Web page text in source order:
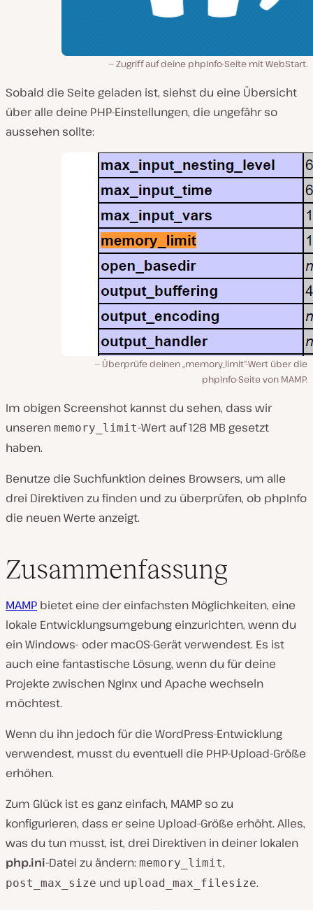
Zugriff auf deine phpInfo-Seite mit WebStart.
Sobald die Seite geladen ist, siehst du eine Übersicht
über alle deine PHP-Einstellungen, die ungefähr so
aussehen sollte:
Überprüfe deinen „memory_limit“-Wert über die
phpInfo-Seite von MAMP.
Im obigen Screenshot kannst du sehen, dass wir
unseren memory_limit-Wert auf 128 MB gesetzt
haben.
Benutze die Suchfunktion deines Browsers, um alle
drei Direktiven zu finden und zu überprüfen, ob phpInfo
die neuen Werte anzeigt.
Zusammenfassung
MAMP bietet eine der einfachsten Möglichkeiten, eine
lokale Entwicklungsumgebung einzurichten, wenn du
ein Windows- oder macOS-Gerät verwendest. Es ist
auch eine fantastische Lösung, wenn du für deine
Projekte zwischen Nginx und Apache wechseln
möchtest.
Wenn du ihn jedoch für die WordPress-Entwicklung
verwendest, musst du eventuell die PHP-Upload-Größe
erhöhen.
Zum Glück ist es ganz einfach, MAMP so zu
konfigurieren, dass er seine Upload-Größe erhöht. Alles,
was du tun musst, ist, drei Direktiven in deiner lokalen
php.ini-Datei zu ändern: memory_limit,
post_max_size und upload_max_filesize.